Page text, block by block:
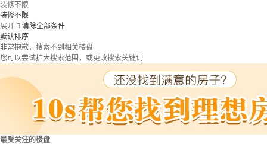
装修不限
装修不限
展开  清除全部条件
默认排序
非常抱歉，搜索不到相关楼盘
您可以尝试扩大搜索范围，或更改搜索关键词
最受关注的楼盘